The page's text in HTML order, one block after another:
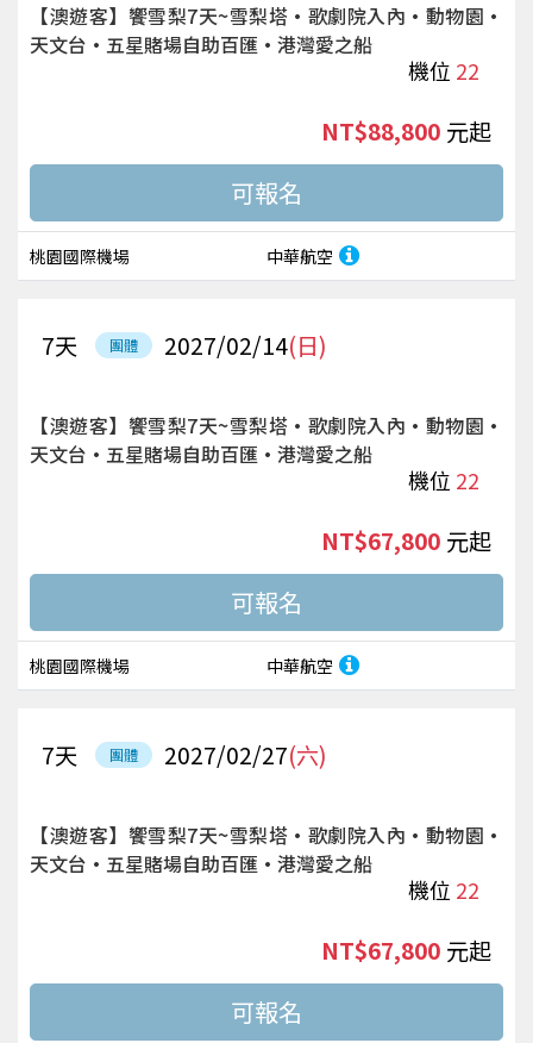
【澳遊客】饗雪梨7天~雪梨塔·歌劇院入內·動物園·
天文台·五星賭場自助百匯·港灣愛之船
機位 22
桃園國際機場 中華航空
NT$88,800 起
團體 2027/02/14(日)
7天
【澳遊客】饗雪梨7天~雪梨塔·歌劇院入內·動物園·
天文台·五星賭場自助百匯·港灣愛之船
機位 22
桃園國際機場 中華航空
NT$67,800 起
團體 2027/02/27(六)
7天
【澳遊客】饗雪梨7天~雪梨塔·歌劇院入內·動物園·
天文台·五星賭場自助百匯·港灣愛之船
機位 22
NT$67,800 起